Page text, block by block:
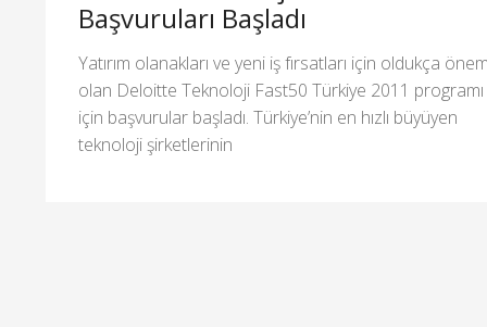
Başvuruları Başladı
Yatırım olanakları ve yeni iş fırsatları için oldukça
olan Deloitte Teknoloji Fast50 Türkiye 2011 programı
için başvurular başladı. Türkiye’nin en hızlı büyüyen
teknoloji şirketlerinin